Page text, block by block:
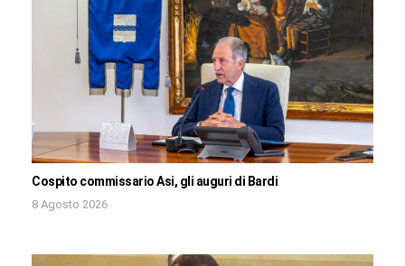
Cospito commissario Asi, gli auguri di Bardi
8 Agosto 2026